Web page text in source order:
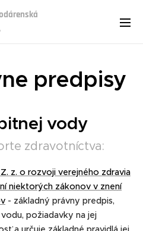
predpisy
vody
zdravotníctva:
z. o rozvoji verejného zdravia
niektorých zákonov v znení
- základný právny predpis,
požiadavky na jej